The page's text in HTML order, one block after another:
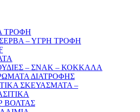
ΤΡΟΦΗ
– ΥΓΡΗ ΤΡΟΦΗ
– ΣΝΑΚ – ΚΟΚΚΑΛΑ
ΔΙΑΤΡΟΦΗΣ
ΣΚΕΥΑΣΜΑΤΑ –
ΒΟΛΤΑΣ